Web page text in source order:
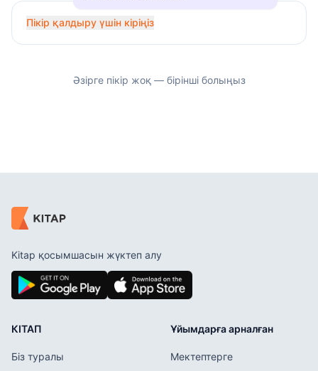
Пікір қалдыру үшін кіріңіз
Әзірге пікір жоқ — бірінші болыңыз
Kitap қосымшасын жүктеп алу
КІТАП
Біз туралы
Ұйымдарға арналған
Мектептерге